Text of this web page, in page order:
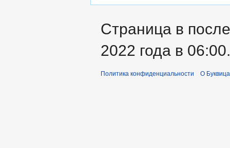
Страница в
2022 года в 06:00.
Политика конфиденциальности О Буквица